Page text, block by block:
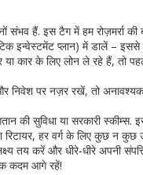
हैं. इस टैग में हम रोज़मर्रा
इन्वेस्टमेंट प्लान) में डालें – इससे
या कार के लिए लोन ले रहे हैं,
पर नज़र रखें, तो अनावश्यक
की सुविधा या सरकारी
हर वर्ग के लिए कुछ न कुछ
तय करें और धीरे‑धीरे अपनी
कदम आगे रहें!